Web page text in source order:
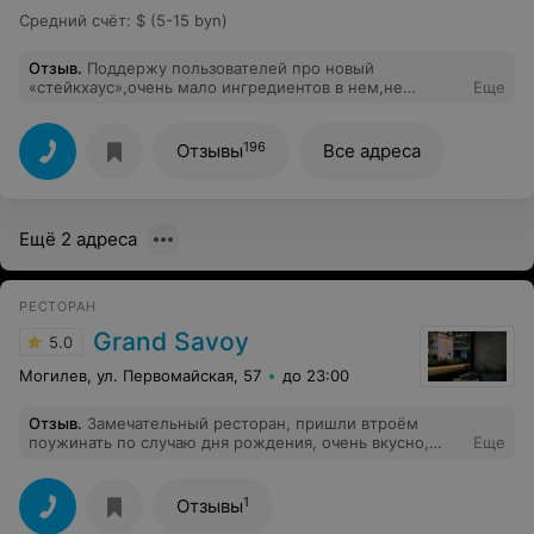
Средний счёт: $ (5-15 byn)
Отзыв. Поддержу пользователей про новый
«стейкхаус»,очень мало ингредиентов в нем,не
P.s..проверено
Еще
Отзывы196 Все адреса
Ещё 2 адреса
РЕСТОРАН
5.0 Grand Savoy
Могилев, ул. Первомайская, 57 до 23:00
Отзыв. Замечательный ресторан, пришли втроём
поужинать по случаю дня рождения, очень вкусно,
подарили кусочек чизкейка, поздравили мою маму.
Цены приемлемые. Отличная работа персонала.
Спасибо Вам большое.
Еще
Отзывы1